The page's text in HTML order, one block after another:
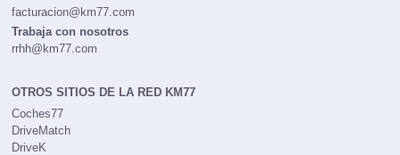
facturacion@km77.com
Trabaja con nosotros
rrhh@km77.com
OTROS SITIOS DE LA RED KM77
Coches77
DriveMatch
DriveK